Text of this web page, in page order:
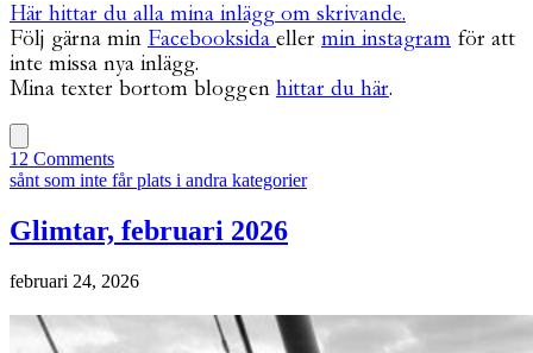
Här hittar du alla mina inlägg om skrivande.
Följ gärna min Facebooksida eller min instagram för att
inte missa nya inlägg.
Mina texter bortom bloggen hittar du här.
12 Comments
sånt som inte får plats i andra kategorier
Glimtar, februari 2026
februari 24, 2026